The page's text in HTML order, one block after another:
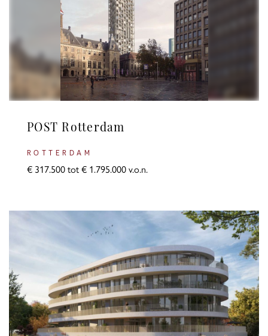
POST Rotterdam
ROTTERDAM
€ 317.500 tot € 1.795.000 v.o.n.